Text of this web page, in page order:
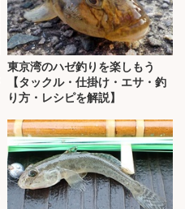
東京湾のハゼ釣りを楽しもう
【タックル・仕掛け・エサ・釣
り方・レシピを解説】